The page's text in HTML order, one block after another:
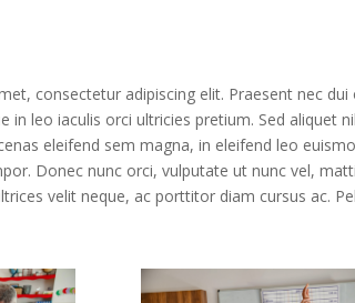
consectetur adipiscing elit. Praesent nec
in leo iaculis orci ultricies pretium. Sed
eleifend sem magna, in eleifend leo
Donec nunc orci, vulputate ut nunc vel,
velit neque, ac porttitor diam cursus ac.